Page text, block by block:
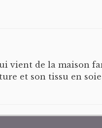
vient de la maison
et son tissu en soie